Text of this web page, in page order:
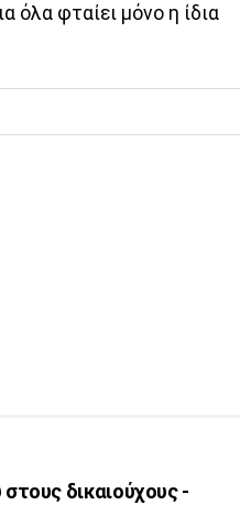
όλα φταίει μόνο η ίδια
δικαιούχους -